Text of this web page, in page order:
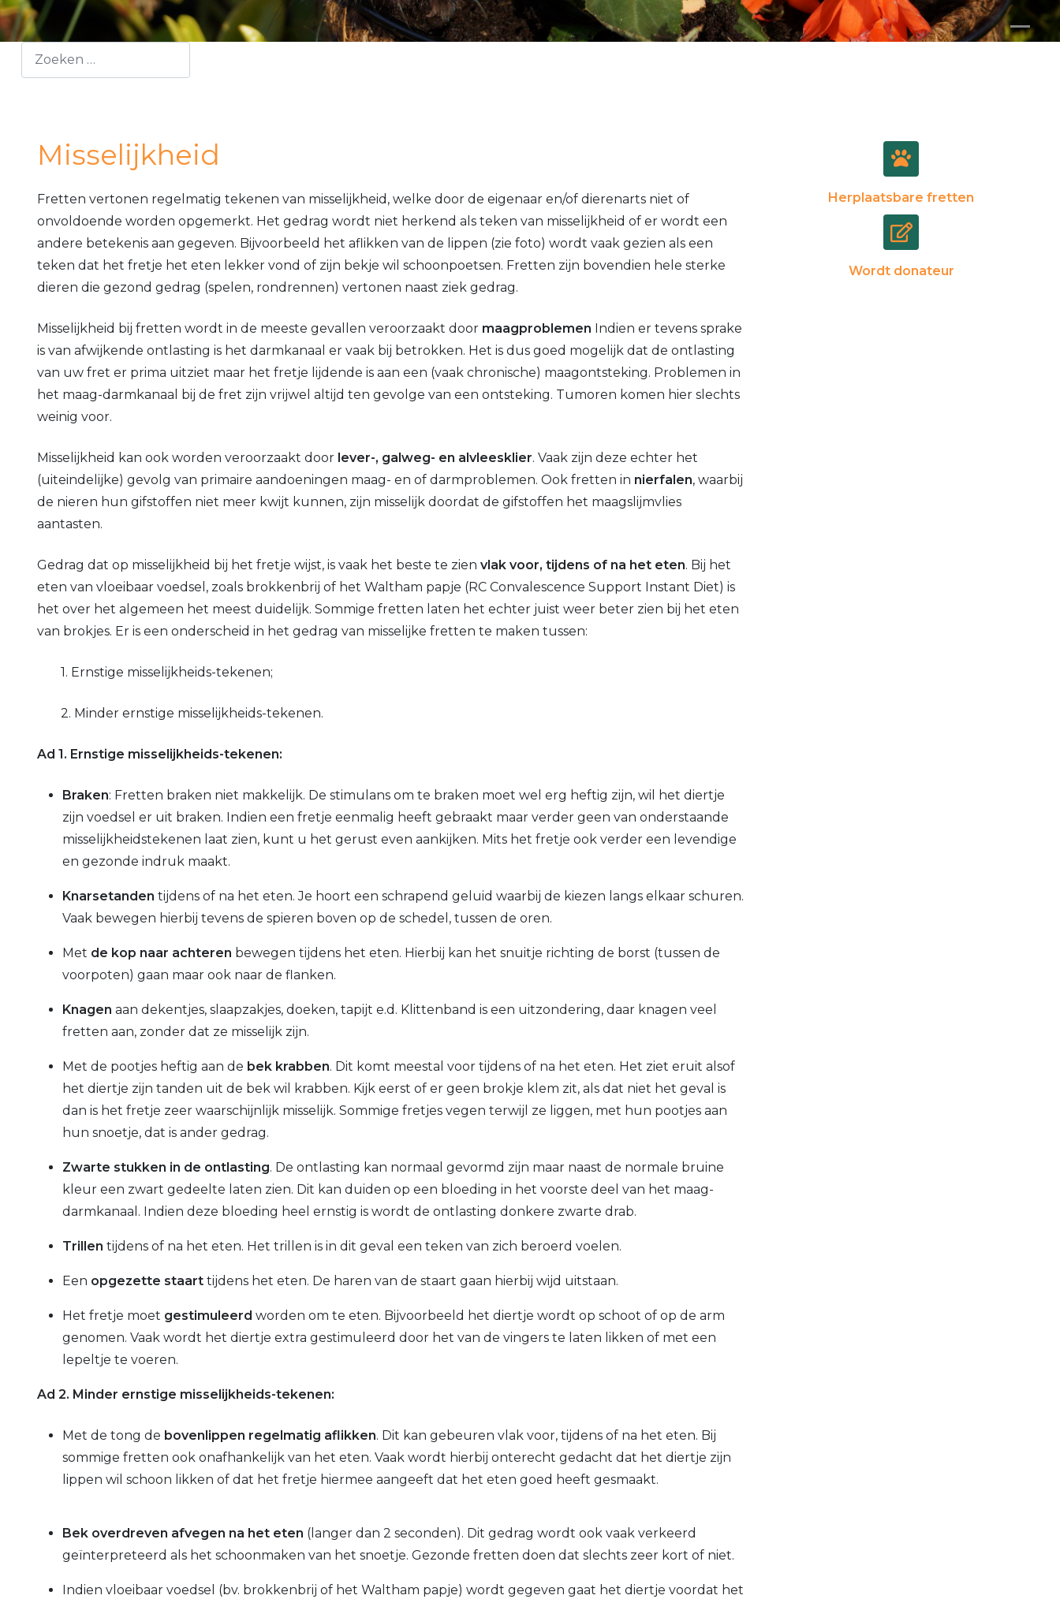
Zoeken
Herplaatsbare fretten
Wordt donateur
Misselijkheid
Fretten vertonen regelmatig tekenen van misselijkheid, welke door de eigenaar en/of dierenarts niet of
onvoldoende worden opgemerkt. Het gedrag wordt niet herkend als teken van misselijkheid of er wordt een
andere betekenis aan gegeven. Bijvoorbeeld het aflikken van de lippen (zie foto) wordt vaak gezien als een
teken dat het fretje het eten lekker vond of zijn bekje wil schoonpoetsen. Fretten zijn bovendien hele sterke
dieren die gezond gedrag (spelen, rondrennen) vertonen naast ziek gedrag.
Misselijkheid bij fretten wordt in de meeste gevallen veroorzaakt door maagproblemen Indien er tevens sprake
is van afwijkende ontlasting is het darmkanaal er vaak bij betrokken. Het is dus goed mogelijk dat de ontlasting
van uw fret er prima uitziet maar het fretje lijdende is aan een (vaak chronische) maagontsteking. Problemen in
het maag-darmkanaal bij de fret zijn vrijwel altijd ten gevolge van een ontsteking. Tumoren komen hier slechts
weinig voor.
Misselijkheid kan ook worden veroorzaakt door lever-, galweg- en alvleesklier. Vaak zijn deze echter het
(uiteindelijke) gevolg van primaire aandoeningen maag- en of darmproblemen. Ook fretten in nierfalen, waarbij
de nieren hun gifstoffen niet meer kwijt kunnen, zijn misselijk doordat de gifstoffen het maagslijmvlies
aantasten.
Gedrag dat op misselijkheid bij het fretje wijst, is vaak het beste te zien vlak voor, tijdens of na het eten. Bij het
eten van vloeibaar voedsel, zoals brokkenbrij of het Waltham papje (RC Convalescence Support Instant Diet) is
het over het algemeen het meest duidelijk. Sommige fretten laten het echter juist weer beter zien bij het eten
van brokjes. Er is een onderscheid in het gedrag van misselijke fretten te maken tussen:
1. Ernstige misselijkheids-tekenen;
2. Minder ernstige misselijkheids-tekenen.
Ad 1. Ernstige misselijkheids-tekenen:
Braken: Fretten braken niet makkelijk. De stimulans om te braken moet wel erg heftig zijn, wil het diertje
zijn voedsel er uit braken. Indien een fretje eenmalig heeft gebraakt maar verder geen van onderstaande
misselijkheidstekenen laat zien, kunt u het gerust even aankijken. Mits het fretje ook verder een levendige
en gezonde indruk maakt.
Knarsetanden tijdens of na het eten. Je hoort een schrapend geluid waarbij de kiezen langs elkaar schuren.
Vaak bewegen hierbij tevens de spieren boven op de schedel, tussen de oren.
Met de kop naar achteren bewegen tijdens het eten. Hierbij kan het snuitje richting de borst (tussen de
voorpoten) gaan maar ook naar de flanken.
Knagen aan dekentjes, slaapzakjes, doeken, tapijt e.d. Klittenband is een uitzondering, daar knagen veel
fretten aan, zonder dat ze misselijk zijn.
Met de pootjes heftig aan de bek krabben. Dit komt meestal voor tijdens of na het eten. Het ziet eruit alsof
het diertje zijn tanden uit de bek wil krabben. Kijk eerst of er geen brokje klem zit, als dat niet het geval is
dan is het fretje zeer waarschijnlijk misselijk. Sommige fretjes vegen terwijl ze liggen, met hun pootjes aan
hun snoetje, dat is ander gedrag.
Zwarte stukken in de ontlasting. De ontlasting kan normaal gevormd zijn maar naast de normale bruine
kleur een zwart gedeelte laten zien. Dit kan duiden op een bloeding in het voorste deel van het maag-
darmkanaal. Indien deze bloeding heel ernstig is wordt de ontlasting donkere zwarte drab.
Trillen tijdens of na het eten. Het trillen is in dit geval een teken van zich beroerd voelen.
Een opgezette staart tijdens het eten. De haren van de staart gaan hierbij wijd uitstaan.
Het fretje moet gestimuleerd worden om te eten. Bijvoorbeeld het diertje wordt op schoot of op de arm
genomen. Vaak wordt het diertje extra gestimuleerd door het van de vingers te laten likken of met een
lepeltje te voeren.
Ad 2. Minder ernstige misselijkheids-tekenen:
Met de tong de bovenlippen regelmatig aflikken. Dit kan gebeuren vlak voor, tijdens of na het eten. Bij
sommige fretten ook onafhankelijk van het eten. Vaak wordt hierbij onterecht gedacht dat het diertje zijn
lippen wil schoon likken of dat het fretje hiermee aangeeft dat het eten goed heeft gesmaakt.
Bek overdreven afvegen na het eten (langer dan 2 seconden). Dit gedrag wordt ook vaak verkeerd
geïnterpreteerd als het schoonmaken van het snoetje. Gezonde fretten doen dat slechts zeer kort of niet.
Indien vloeibaar voedsel (bv. brokkenbrij of het Waltham papje) wordt gegeven gaat het diertje voordat het
Opvoeding
Voortplanting